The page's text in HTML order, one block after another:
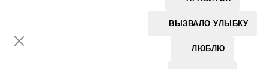
ВЫЗВАЛО УЛЫБКУ
ЛЮБЛЮ